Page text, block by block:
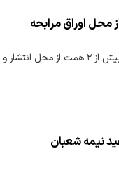
نماینده وزیر و مدیرکل امور اقتصادی و دارایی
نیمه شعبان